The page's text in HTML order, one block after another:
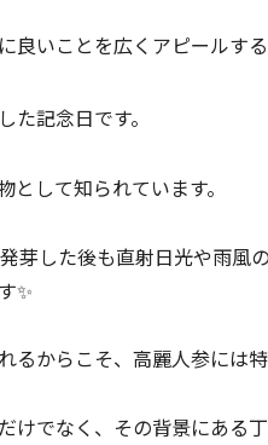
いことを広くアピールする
た記念日です。
して知られています。
芽した後も直射日光や雨風
✨
からこそ、高麗人参には特
けでなく、その背景にある